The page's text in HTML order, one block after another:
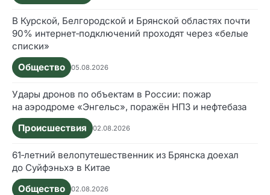
В Курской, Белгородской и Брянской областях почти
90% интернет‑подключений проходят через «белые
списки»
Общество
05.08.2026
Удары дронов по объектам в России: пожар
на аэродроме «Энгельс», поражён НПЗ и нефтебаза
Происшествия
02.08.2026
61‑летний велопутешественник из Брянска доехал
до Суйфэньхэ в Китае
Общество
02.08.2026